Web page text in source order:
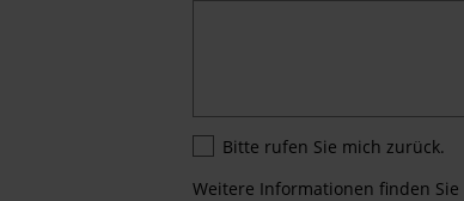
Bitte rufen Sie mich zurück.
Weitere Informationen finden